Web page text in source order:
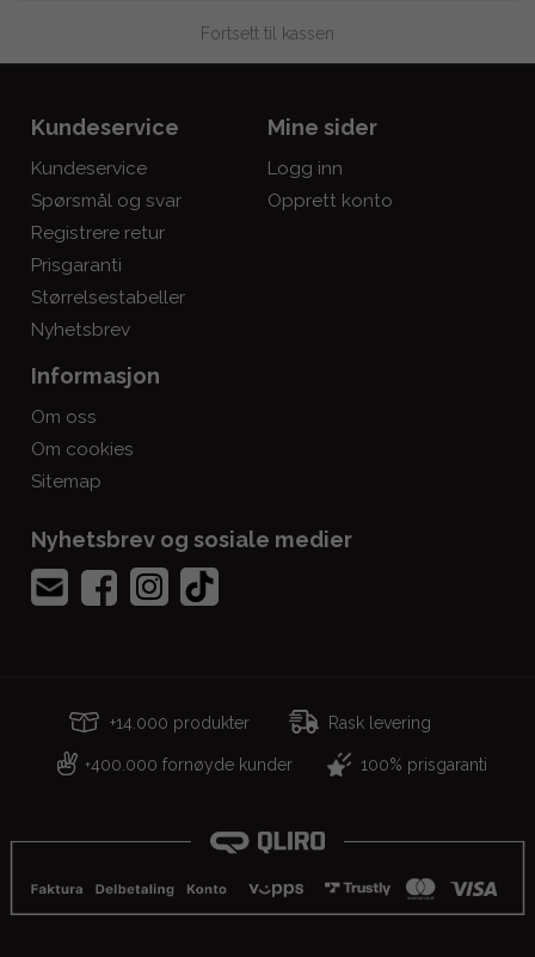
Fortsett til kassen
Kundeservice
Kundeservice
Spørsmål og svar
Registrere retur
Prisgaranti
Størrelsestabeller
Nyhetsbrev
Mine sider
Logg inn
Opprett konto
Informasjon
Om oss
Om cookies
Sitemap
Nyhetsbrev og sosiale medier
+14.000 produkter Rask levering
+400.000 fornøyde kunder 100% prisgaranti